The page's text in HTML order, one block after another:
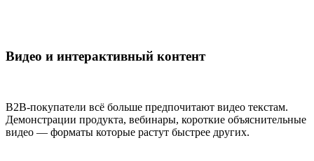
Видео и интерактивный контент
B2B-покупатели всё больше предпочитают видео текстам.
Демонстрации продукта, вебинары, короткие объяснительные
видео — форматы которые растут быстрее других.